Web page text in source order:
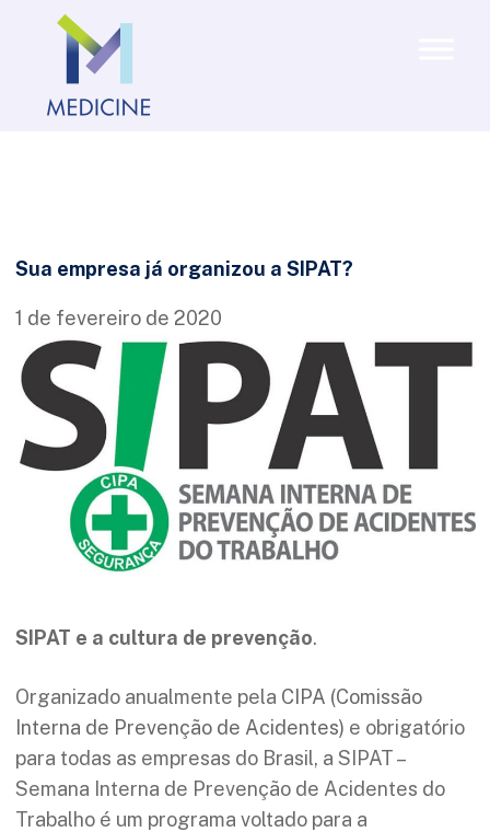
Sua empresa já organizou a SIPAT?
1 de fevereiro de 2020
SIPAT e a cultura de prevenção.
Organizado anualmente pela CIPA (Comissão
Interna de Prevenção de Acidentes) e obrigatório
para todas as empresas do Brasil, a SIPAT –
Semana Interna de Prevenção de Acidentes do
Trabalho é um programa voltado para a